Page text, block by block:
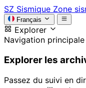
SZ Sismique Zone
Français
Explorer
Navigation principale
Explorer les
Passez du suivi en